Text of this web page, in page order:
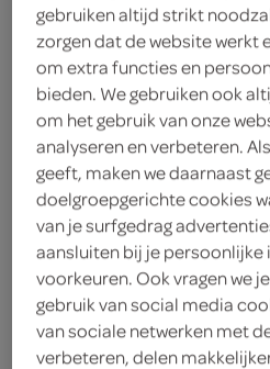
ingrediënten
50 milliliter vinaigrettes
1 theelepel notenolie
2 theelepels honing
1 theelepel gedroogde tijm
2 takjes tijm
gebruiken altijd strikt
zorgen dat de website werkt
om extra functies en
bieden. We gebruiken ook
om het gebruik van onze
analyseren en verbeteren.
geeft, maken we daarnaast
doelgroepgerichte cookies
van je surfgedrag
aansluiten bij je persoonlijke
voorkeuren. Ook vragen we
gebruik van social media
van sociale netwerken met
verbeteren, delen